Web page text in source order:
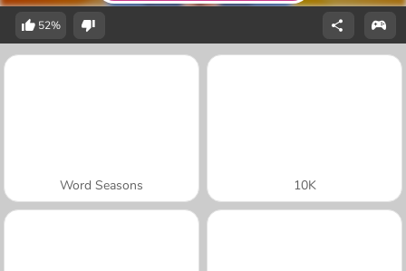
52%
Word Seasons 10K